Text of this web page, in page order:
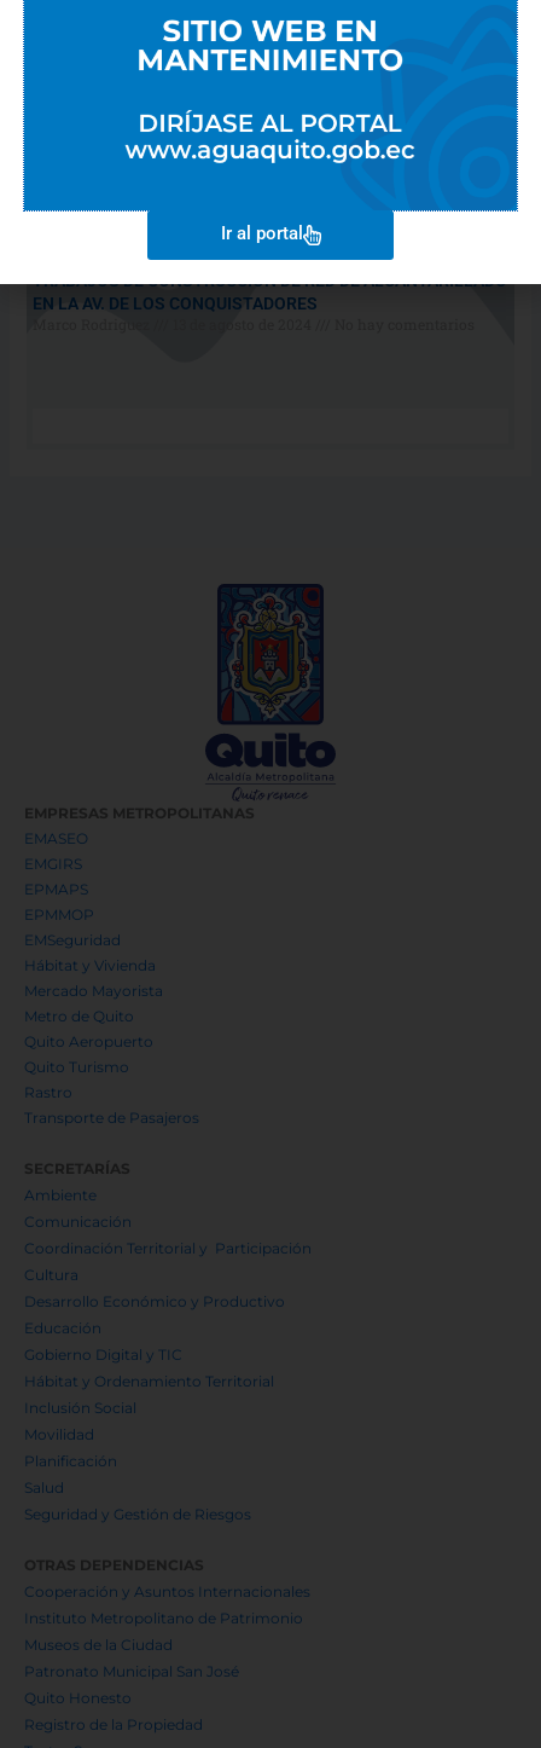
TRABAJOS DE CONSTRUCCIÓN DE RED DE ALCANTARILLADO
EN LA AV. DE LOS CONQUISTADORES
EMPRESAS METROPOLITANAS
EMASEO
EMGIRS
EPMAPS
EPMMOP
EMSeguridad
Hábitat y Vivienda
Mercado Mayorista
Metro de Quito
Quito Aeropuerto
Quito Turismo
Rastro
Transporte de Pasajeros
SECRETARÍAS
Ambiente
Comunicación
Coordinación Territorial y Participación
Cultura
Desarrollo Económico y Productivo
Educación
Gobierno Digital y TIC
Hábitat y Ordenamiento Territorial
Inclusión Social
Movilidad
Planificación
Salud
Seguridad y Gestión de Riesgos
OTRAS DEPENDENCIAS
Cooperación y Asuntos Internacionales
Instituto Metropolitano de Patrimonio
Museos de la Ciudad
Patronato Municipal San José
Quito Honesto
Registro de la Propiedad
Ir al portal